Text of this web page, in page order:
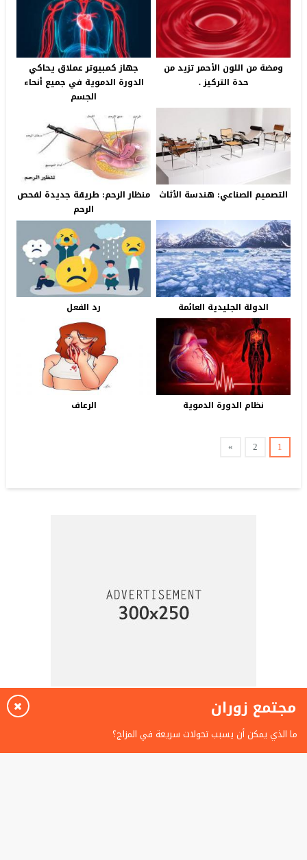
ومضة من اللون الأحمر تزيد من
حدة التركيز .
جهاز كمبيوتر عملاق يحاكي
الدورة الدموية في جميع أنحاء
الجسم
التصميم الصناعي: هندسة الأثاث
منظار الرحم: طريقة جديدة لفحص
الرحم
الدولة الجليدية العائمة رد الفعل
نظام الدورة الدموية الرعاف
1
2
»
مجتمع زوران
ما الذي يمكن أن يسبب تحولات سريعة في المزاج؟
الغضب عند الأطفال